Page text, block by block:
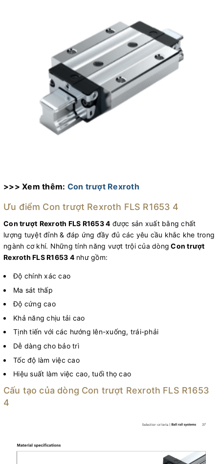
>>> Xem thêm: Con trượt Rexroth
Ưu điểm Con trượt Rexroth FLS R1653 4
Con trượt Rexroth FLS R1653 4 được sản xuất bằng chất
lượng tuyệt đỉnh & đáp ứng đầy đủ các yêu cầu khắc khe trong
ngành cơ khí. Những tính năng vượt trội của dòng Con trượt
Rexroth FLS R1653 4như gồm:
Độ chính xác cao
Ma sát thấp
Độ cứng cao
Khả năng chịu tải cao
Tịnh tiến với các hướng lên-xuống, trái-phải
Dễ dàng cho bảo trì
Tốc độ làm việc cao
Hiệu suất làm việc cao, tuổi thọ cao
Cấu tạo của dòng Con trượt Rexroth FLS R1653
4